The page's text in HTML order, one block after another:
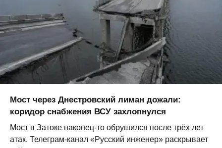
Мост через Днестровский лиман дожали:
коридор снабжения ВСУ захлопнулся
Мост в Затоке наконец-то обрушился после трёх лет
атак. Телеграм-канал «Русский инженер» раскрывает